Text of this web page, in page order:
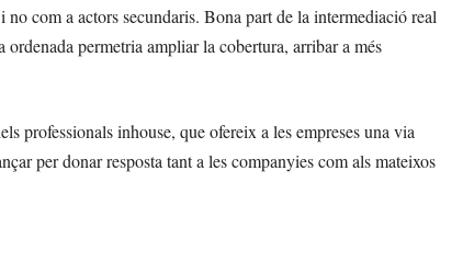
com a actors secundaris. Bona part de la intermediació real
permetria ampliar la cobertura, arribar a més
professionals inhouse, que ofereix a les empreses una via
per donar resposta tant a les companyies com als mateixos